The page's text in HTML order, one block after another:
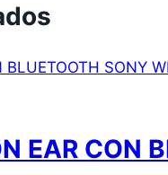
EAR CON